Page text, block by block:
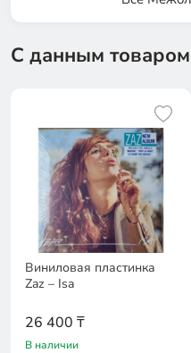
С данным
Виниловая пластинка
Zaz – Isa
26 400 ₸
В наличии